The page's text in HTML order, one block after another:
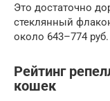
Это достаточно
стеклянный
около 643–774 руб.
Рейтинг
кошек